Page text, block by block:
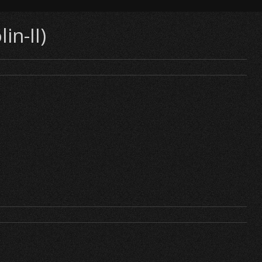
II)